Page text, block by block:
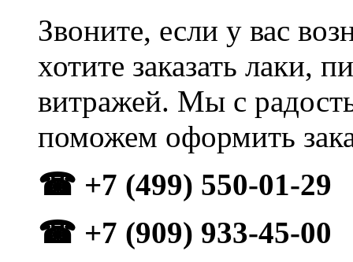
Звоните, если у вас
хотите заказать лаки,
витражей. Мы с
поможем оформить
☎ +7 (499) 550-01-29
☎ +7 (909) 933-45-00